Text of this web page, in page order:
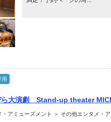
用
ら大演劇 Stand-up theater
・アミューズメント ＞ その他エンタメ・